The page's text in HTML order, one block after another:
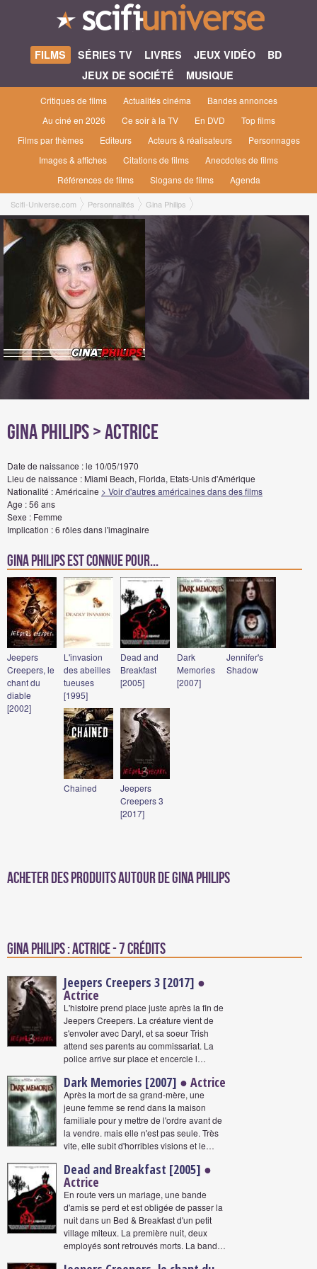
FILMS SÉRIES TV LIVRES JEUX VIDÉO
BD
JEUX DE SOCIÉTÉ
MUSIQUE
Critiques de films Actualités cinéma
Bandes annonces
Au ciné en 2026
Ce soir à la TV En DVD
Top films
Films par thèmes
Editeurs Acteurs & réalisateurs
Personnages
Images & affiches
Citations de films
Anecdotes de films
Références de films
Slogans de films Agenda
Scifi-Universe.com Personnalités Gina Philips
Gina Philips> Actrice
Date de naissance : le 10/05/1970
Lieu de naissance : Miami Beach, Florida, Etats-Unis d'Amérique
Nationalité : Américaine > Voir d'autres américaines dans des films
Age : 56 ans
Sexe : Femme
Implication : 6 rôles dans l'imaginaire
Gina Philips est connue pour...
Jeepers
Creepers, le
chant du
diable
[2002]
L'invasion
des abeilles
tueuses
[1995]
Dead and
Breakfast
[2005]
Dark
Memories
[2007]
Jennifer's
Shadow
Chained
Jeepers
Creepers 3
[2017]
Acheter des produits autour de Gina Philips
Gina Philips : Actrice - 7 crédits
Jeepers Creepers 3 [2017] ●
Actrice
L'histoire prend place juste après la fin de
Jeepers Creepers. La créature vient de
s'envoler avec Daryl, et sa soeur Trish
attend ses parents au commissariat. La
police arrive sur place et encercle l…
Dark Memories [2007] ● Actrice
Après la mort de sa grand-mère, une
jeune femme se rend dans la maison
familiale pour y mettre de l'ordre avant de
la vendre. mais elle n'est pas seule. Très
vite, elle subit d'horribles visions et le…
Dead and Breakfast [2005] ●
Actrice
En route vers un mariage, une bande
d'amis se perd et est obligée de passer la
nuit dans un Bed & Breakfast d'un petit
village miteux. La première nuit, deux
employés sont retrouvés morts. La band…